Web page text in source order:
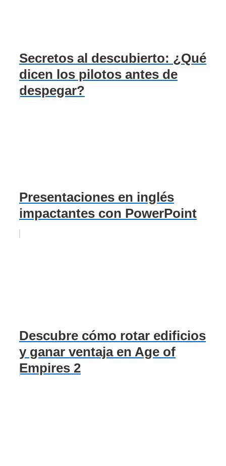
Secretos al descubierto: ¿Qué
dicen los pilotos antes de
despegar?
Presentaciones en inglés
impactantes con PowerPoint
Descubre cómo rotar edificios
y ganar ventaja en Age of
Empires 2